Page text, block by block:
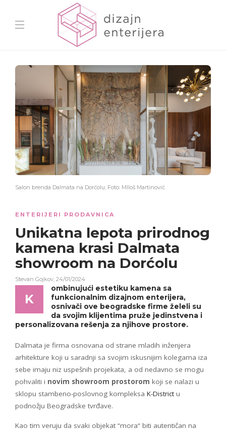
Salon brenda Dalmata na Dorćolu; Foto: MIloš Martinović
ENTERIJERI PRODAVNICA
Unikatna lepota prirodnog
kamena krasi Dalmata
showroom na Dorćolu
Stevan Gojkov, 24/01/2024
K
ombinujući estetiku kamena sa
funkcionalnim dizajnom enterijera,
osnivači ove beogradske firme želeli su
da svojim klijentima pruže jedinstvena i
personalizovana rešenja za njihove prostore.
Dalmata je firma osnovana od strane mladih inženjera
arhitekture koji u saradnji sa svojim iskusnijim kolegama iza
sebe imaju niz uspešnih projekata, a od nedavno se mogu
pohvaliti i novim showroom prostorom koji se nalazi u
sklopu stambeno-poslovnog kompleksa K-Districtu
podnožju Beogradske tvrđave.
Kao tim veruju da svaki objekat “mora“ biti autentičan na